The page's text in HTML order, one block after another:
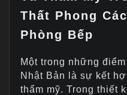
Thất Phong
Phòng Bếp
Một trong những
Nhật Bản là sự kết
thẩm mỹ. Trong thiết